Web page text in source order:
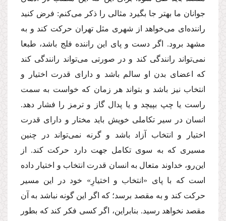
جوانان ما بهتر جا بگیرد مثالى را ذكر مى‌كنم: فرض كنید
راننده‌اى مى‌خواهد از شهرى مثل تهران حركت كند و به
مشهد برود. اگر دست و پاى این راننده فلج باشد، طبعا
نمى‌تواند رانندگى كند و در صورتى مى‌تواند رانندگى كند
كه اعضاى بدن او سالم باشد و داراى قدرت اختیار و
انتخاب نیز باشد و بتواند هر زمان كه خواست به سمت
راست یا چپ بپیچد و یا پدال گاز و ترمز را فشار دهد.
انسان در سیر تكاملى خویش باید مختار و داراى قدرت
اختیار و انتخاب آزاد باشد و گرنه نمى‌تواند در چنین
مسیرى كه به سوى تكامل جهت دارد حركت كند. از
این‌رو، خداوند متعال به انسان قدرت انتخاب و اختیار داده
است كه با پاى «انتخاب و اختیارِ» خود در این مسیر
حركت كند و به مقصد برسد؛ كه اگر این گونه نباشد به آن
مقصد نخواهد رسید. بنابراین، اگر كسى فكر كند كه بطور